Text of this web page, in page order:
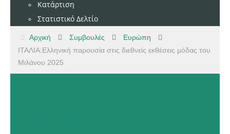
Κατάρτιση
Στατιστικό Δελτίο
Αρχική Συμβουλές
Ευρώπη
ΙΤΑΛΙΑ:Ελληνική παρουσία στις διεθνείς εκθέσεις μόδας του
Μιλάνου 2025